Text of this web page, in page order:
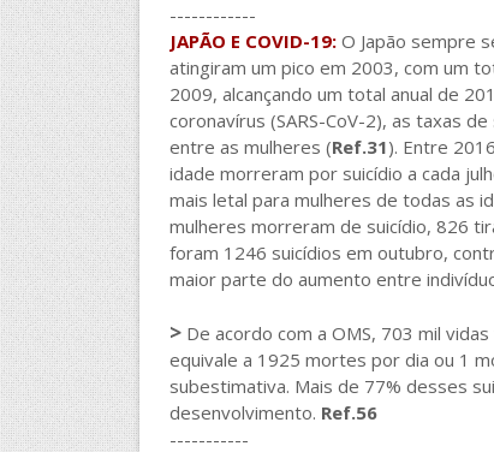
------------
JAPÃO E COVID-19:O Japão sempre
atingiram um pico em 2003, com um
2009, alcançando um total anual de
coronavírus (SARS-CoV-2), as taxas
entre as mulheres (Ref.31). Entre
idade morreram por suicídio a cada
mais letal para mulheres de todas as
mulheres morreram de suicídio, 826
foram 1246 suicídios em outubro,
maior parte do aumento entre
>De acordo com a OMS, 703 mil
equivale a 1925 mortes por dia ou 1
subestimativa. Mais de 77% desses
desenvolvimento. Ref.56
-----------